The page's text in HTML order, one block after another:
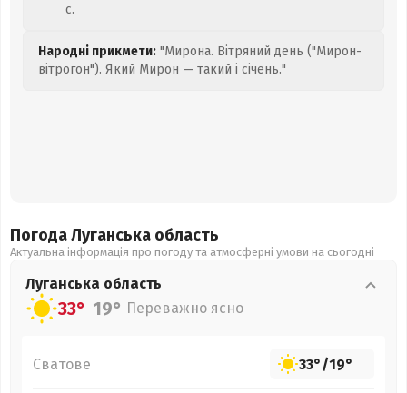
с.
Народні прикмети: "Мирона. Вітряний день ("Мирон-
вітрогон"). Який Мирон — такий і січень."
Погода Луганська область
Актуальна інформація про погоду та атмосферні умови на сьогодні
Луганська область
33° 19° Переважно ясно
Сватове 33°/19°